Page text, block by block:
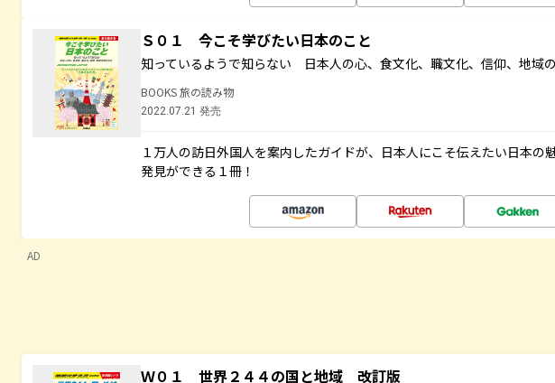
Ｓ０１ 今こそ学びたい日本のこと
知っているようで知らない 日本人の心、食文化、職文化、信仰、地域
BOOKS 旅の読み物
2022.07.21 発売
１万人の訪日外国人を案内したガイドが、日本人にこそ伝えたい日本の
発見ができる１冊！
AD
Ｗ０１ 世界２４４の国と地域 改訂版